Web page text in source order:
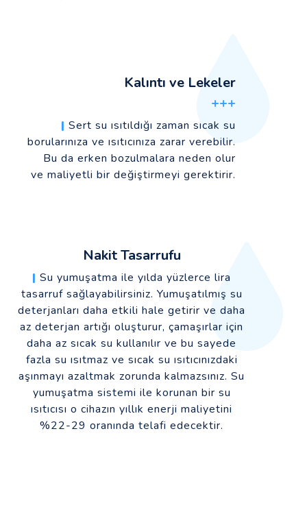
Kalıntı ve Lekeler
+++
| Sert su ısıtıldığı zaman sıcak su
borularınıza ve ısıtıcınıza zarar verebilir.
Bu da erken bozulmalara neden olur
ve maliyetli bir değiştirmeyi gerektirir.
Nakit Tasarrufu
| Su yumuşatma ile yılda yüzlerce lira
tasarruf sağlayabilirsiniz. Yumuşatılmış su
deterjanları daha etkili hale getirir ve daha
az deterjan artığı oluşturur, çamaşırlar için
daha az sıcak su kullanılır ve bu sayede
fazla su ısıtmaz ve sıcak su ısıtıcınızdaki
aşınmayı azaltmak zorunda kalmazsınız. Su
yumuşatma sistemi ile korunan bir su
ısıtıcısı o cihazın yıllık enerji maliyetini
%22-29 oranında telafi edecektir.